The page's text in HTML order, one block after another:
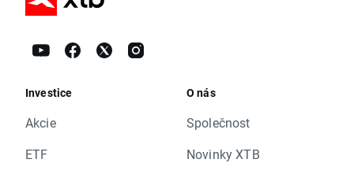
Investice
Akcie
ETF
O nás
Společnost
Novinky XTB